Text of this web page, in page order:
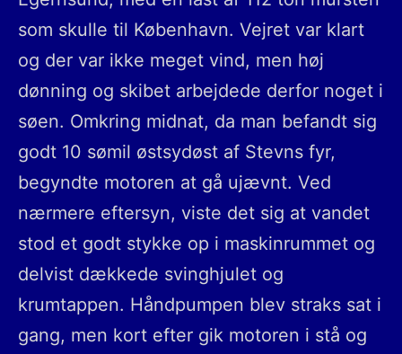
som skulle til København. Vejret var klart
og der var ikke meget vind, men høj
dønning og skibet arbejdede derfor noget i
søen. Omkring midnat, da man befandt sig
godt 10 sømil østsydøst af Stevns fyr,
begyndte motoren at gå ujævnt. Ved
nærmere eftersyn, viste det sig at vandet
stod et godt stykke op i maskinrummet og
delvist dækkede svinghjulet og
krumtappen. Håndpumpen blev straks sat i
gang, men kort efter gik motoren i stå og